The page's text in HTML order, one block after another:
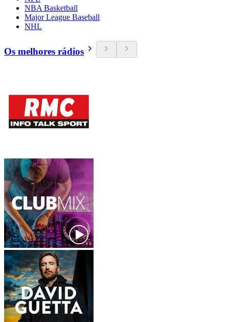
NBA Basketball
Major League Baseball
NHL
Os melhores rádios